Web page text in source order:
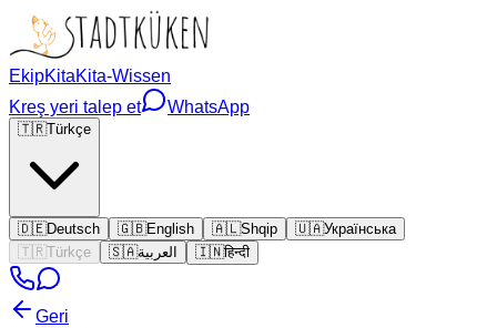
EkipKitaKita-Wissen
Kreş yeri talep et
WhatsApp
🇹🇷Türkçe
🇩🇪Deutsch 🇬🇧English 🇦🇱Shqip 🇺🇦Українська
🇹🇷 Türkçe 🇸🇦العربية 🇮🇳हिन्दी
Geri